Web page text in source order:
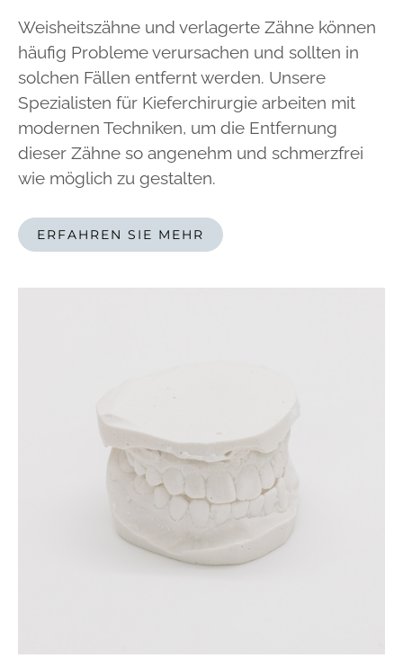
Weisheitszähne und verlagerte Zähne können
häufig Probleme verursachen und sollten in
solchen Fällen entfernt werden. Unsere
Spezialisten für Kieferchirurgie arbeiten mit
modernen Techniken, um die Entfernung
dieser Zähne so angenehm und schmerzfrei
wie möglich zu gestalten.
ERFAHREN SIE MEHR